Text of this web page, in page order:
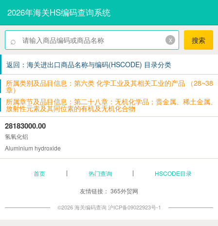
2026年海关HS编码查询系统
⌕ x 搜索
返回：海关进出口商品名称与编码(HSCODE) 目录分类
所属类别及品目信息：第六类 化学工业及其相关工业的产品 （28~38
章）
所属章节及品目信息：第二十八章：无机化学品；贵金属、稀土金属、
放射性元素及其同位素的有机及无机化合物
28183000.00
氢氧化铝
Aluminium hydroxide
首页 热门查询 HSCODE目录
友情链接： 365外贸网
©2026 海关编码查询 沪ICP备09022923号-1